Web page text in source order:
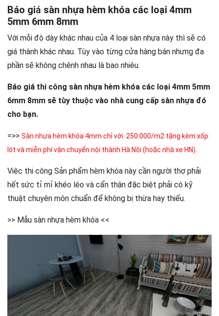
Báo giá sàn nhựa hèm khóa các loại 4mm
5mm 6mm 8mm
Với mỗi độ dày khác nhau của 4 loại sàn nhựa này thì sẽ có
giá thành khác nhau. Tùy vào từng cửa hàng bán nhưng đa
phần sẽ không chênh nhau là bao nhiêu.
Báo giá thi công sàn nhựa hèm khóa các loại 4mm 5mm
6mm 8mm sẽ tùy thuộc vào nhà cung cấp sàn nhựa đó
cho bạn.
=>> Sàn nhựa hèm khóa 4mm chỉ với 250.000/m2 tặng kèm xốp
lót và miễn phí vận chuyển nội thành Hà Nội (hoặc nhà xe HN).
Việc thi công Sản phẩm hèm khóa này cần người thợ phải
hết sức tỉ mỉ khéo léo và cẩn thận đặc biệt phải có kỹ
thuật chuyên môn chuẩn để không bị thừa hay thiếu.
>> Mẫu sàn nhựa hèm khóa <<